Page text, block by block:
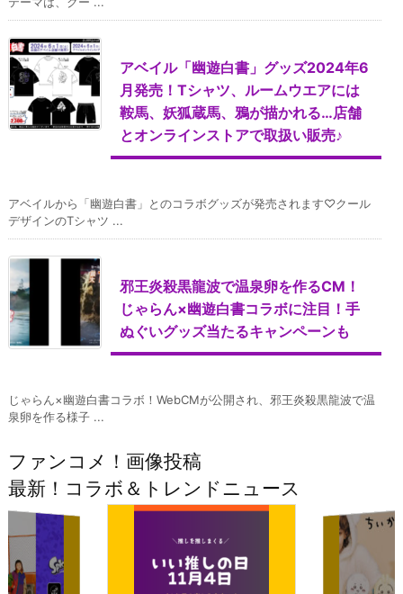
アベイル「幽遊白書」グッズ2024年6
月発売！Tシャツ、ルームウエアには
鞍馬、妖狐蔵馬、鴉が描かれる…店舗
とオンラインストアで取扱い販売♪
アベイルから「幽遊白書」とのコラボグッズが発売されます♡クール
デザインのTシャツ ...
邪王炎殺黒龍波で温泉卵を作るCM！
じゃらん×幽遊白書コラボに注目！手
ぬぐいグッズ当たるキャンペーンも
じゃらん×幽遊白書コラボ！WebCMが公開され、邪王炎殺黒龍波で温
泉卵を作る様子 ...
ファンコメ！画像投稿
最新！コラボ＆トレンドニュース